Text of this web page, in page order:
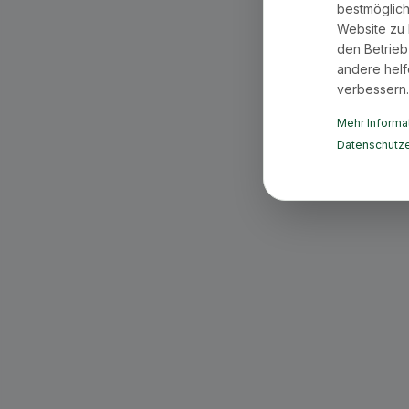
Website zu
den
andere
verbessern.
Mehr